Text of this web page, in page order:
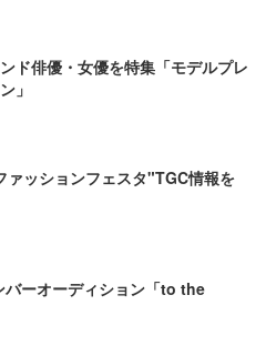
ド俳優・女優を特集「モデルプレ
」
ァッションフェスタ"TGC情報を
ーオーディション「to the